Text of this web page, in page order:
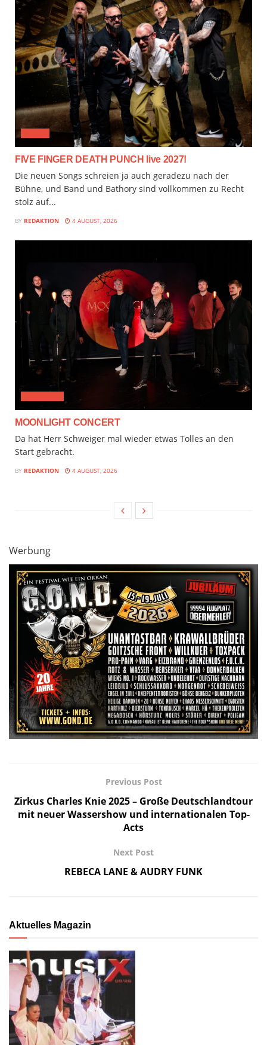
FIVE FINGER DEATH PUNCH live 2027!
Die neuen Songs schreien ja auch geradezu nach der
Bühne, und Band und Bathory sind vollkommen zu Recht
stolz auf...
BY REDAKTION 4 AUGUST, 2026
MOONLIGHT CONCERT
Da hat Herr Schweiger mal wieder etwas Tolles an den
Start gebracht.
BY REDAKTION 4 AUGUST, 2026
Werbung
Previous Post
Zirkus Charles Knie 2025 – Große Deutschlandtour
mit neuer Wassershow und internationalen Top-
Acts
Next Post
REBECA LANE & AUDRY FUNK
Aktuelles Magazin